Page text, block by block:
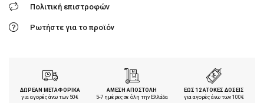
Πολιτική επιστροφών
Ρωτήστε για το προϊόν
ΔΩΡΕΑΝ ΜΕΤΑΦΟΡΙΚΑ
για αγορές άνω των 50€
ΑΜΕΣΗ ΑΠΟΣΤΟΛΗ
5-7 ημέρες σε όλη την Ελλάδα
ΕΩΣ 12 ΑΤΟΚΕΣ ΔΟΣΕΙΣ
για αγορές άνω των 100€